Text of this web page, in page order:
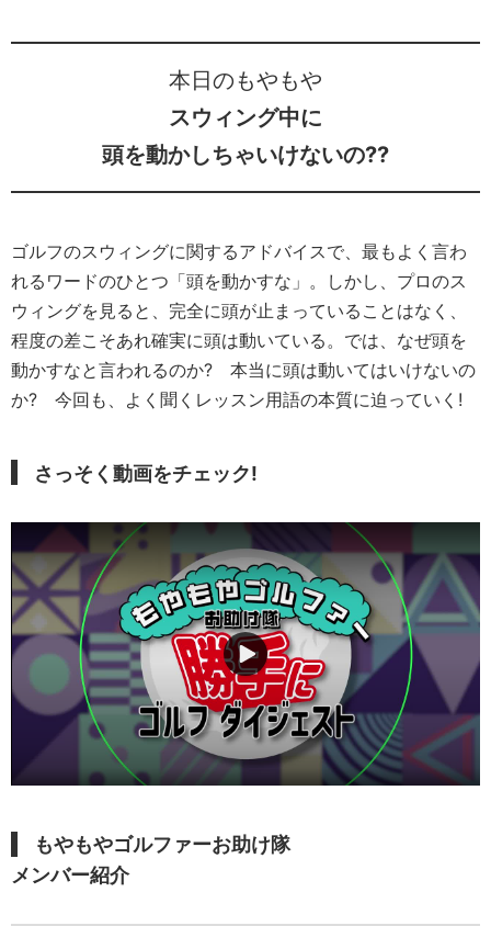
本日のもやもや
スウィング中に
頭を動かしちゃいけないの??
ゴルフのスウィングに関するアドバイスで、最もよく言わ
れるワードのひとつ「頭を動かすな」。しかし、プロのス
ウィングを見ると、完全に頭が止まっていることはなく、
程度の差こそあれ確実に頭は動いている。では、なぜ頭を
動かすなと言われるのか? 本当に頭は動いてはいけないの
か? 今回も、よく聞くレッスン用語の本質に迫っていく!
さっそく動画をチェック!
もやもやゴルファーお助け隊
メンバー紹介